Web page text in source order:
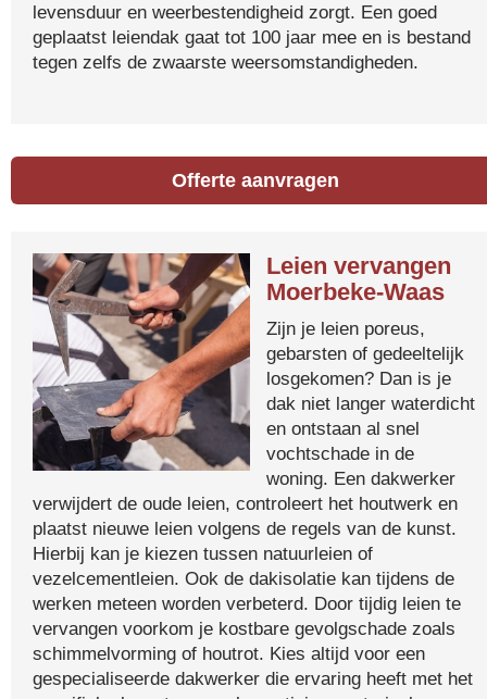
levensduur en weerbestendigheid zorgt. Een goed
geplaatst leiendak gaat tot 100 jaar mee en is bestand
tegen zelfs de zwaarste weersomstandigheden.
Offerte aanvragen
Leien vervangen
Moerbeke-Waas
Zijn je leien poreus,
gebarsten of gedeeltelijk
losgekomen? Dan is je
dak niet langer waterdicht
en ontstaan al snel
vochtschade in de
woning. Een dakwerker
verwijdert de oude leien, controleert het houtwerk en
plaatst nieuwe leien volgens de regels van de kunst.
Hierbij kan je kiezen tussen natuurleien of
vezelcementleien. Ook de dakisolatie kan tijdens de
werken meteen worden verbeterd. Door tijdig leien te
vervangen voorkom je kostbare gevolgschade zoals
schimmelvorming of houtrot. Kies altijd voor een
gespecialiseerde dakwerker die ervaring heeft met het